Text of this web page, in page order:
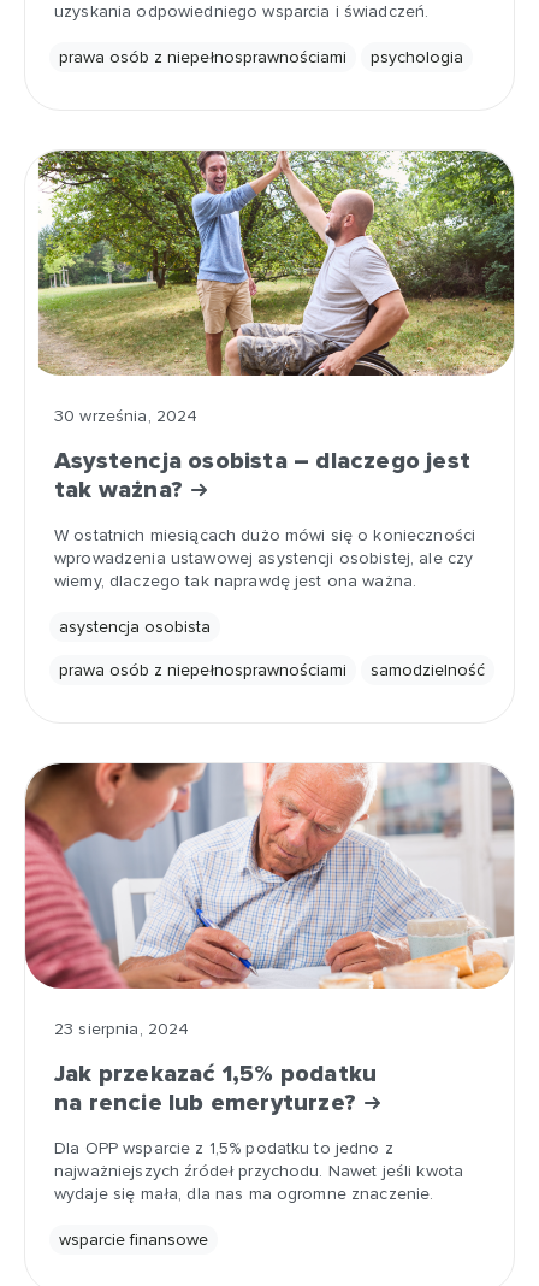
uzyskania odpowiedniego wsparcia i świadczeń.
prawa osób z niepełnosprawnościami psychologia
30 września, 2024
Asystencja osobista – dlaczego jest
tak ważna?
W ostatnich miesiącach dużo mówi się o konieczności
wprowadzenia ustawowej asystencji osobistej, ale czy
wiemy, dlaczego tak naprawdę jest ona ważna.
asystencja osobista
prawa osób z niepełnosprawnościami samodzielność
23 sierpnia, 2024
Jak przekazać 1,5% podatku
na rencie lub emeryturze?
Dla OPP wsparcie z 1,5% podatku to jedno z
najważniejszych źródeł przychodu. Nawet jeśli kwota
wydaje się mała, dla nas ma ogromne znaczenie.
wsparcie finansowe